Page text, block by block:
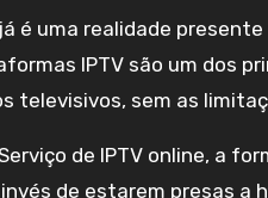
IPTV são um dos
televisivos, sem as
de IPTV online, a
de estarem presas a